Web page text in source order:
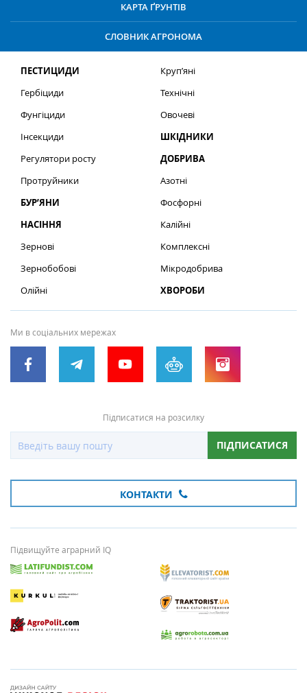
КАРТА ҐРУНТІВ
СЛОВНИК АГРОНОМА
ПЕСТИЦИДИ
Гербіциди
Фунгіциди
Інсекциди
Регулятори росту
Протруйники
БУР’ЯНИ
НАСІННЯ
Зернові
Зернобобові
Олійні
Круп’яні
Технічні
Овочеві
ШКІДНИКИ
ДОБРИВА
Азотні
Фосфорні
Калійні
Комплексні
Мікродобрива
ХВОРОБИ
Ми в соціальних мережах
Підписатися на розсилку
ПІДПИСАТИСЯ
КОНТАКТИ
Підвищуйте аграрний IQ